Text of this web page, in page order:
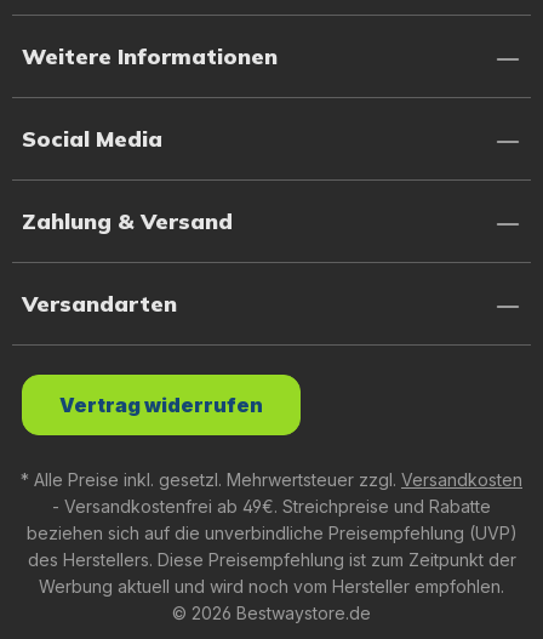
Weitere Informationen
Social Media
Zahlung & Versand
Versandarten
Vertrag widerrufen
* Alle Preise inkl. gesetzl. Mehrwertsteuer zzgl. Versandkosten
- Versandkostenfrei ab 49€. Streichpreise und Rabatte
beziehen sich auf die unverbindliche Preisempfehlung (UVP)
des Herstellers. Diese Preisempfehlung ist zum Zeitpunkt der
Werbung aktuell und wird noch vom Hersteller empfohlen.
© 2026 Bestwaystore.de